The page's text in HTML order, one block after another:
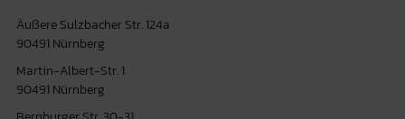
Äußere Sulzbacher Str. 124a
90491 Nürnberg
Martin-Albert-Str. 1
90491 Nürnberg